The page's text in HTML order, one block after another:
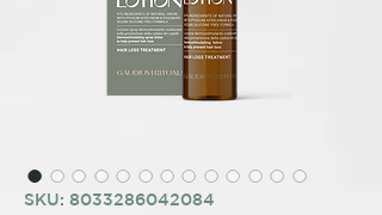
SKU: 8033286042084